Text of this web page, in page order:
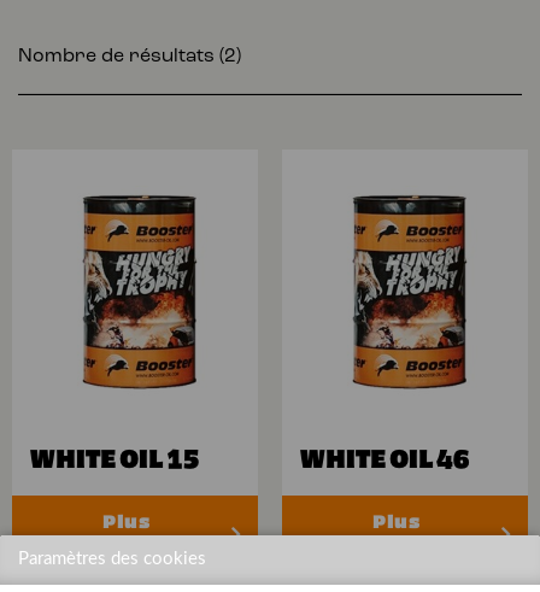
Nombre de résultats (2)
WHITE OIL 15
Plus
d’informations
WHITE OIL 46
Plus
Paramètres des cookies